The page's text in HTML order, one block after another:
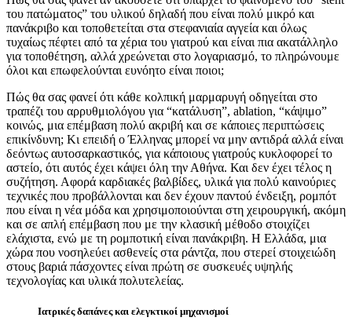
του πατώματος” του υλικού δηλαδή που είναι πολύ μικρό και
πανάκριβο και τοποθετείται στα στεφανιαία αγγεία και όλως
τυχαίως πέφτει από τα χέρια του γιατρού και είναι πια ακατάλληλο
για τοποθέτηση, αλλά χρεώνεται στο λογαριασμό, το πληρώνουμε
όλοι και επωφελούνται ευνόητο είναι ποιοι;
Πώς θα σας φανεί ότι κάθε κολπική μαρμαρυγή οδηγείται στο
τραπέζι του αρρυθμιολόγου για “κατάλυση”, ablation, “κάψιμο”
κοινώς, μια επέμβαση πολύ ακριβή και σε κάποιες περιπτώσεις
επικίνδυνη; Κι επειδή ο Έλληνας μπορεί να μην αντιδρά αλλά είναι
δεόντως αυτοσαρκαστικός, για κάποιους γιατρούς κυκλοφορεί το
αστείο, ότι αυτός έχει κάψει όλη την Αθήνα. Και δεν έχει τέλος η
συζήτηση. Αφορά καρδιακές βαλβίδες, υλικά για πολύ καινούριες
τεχνικές που προβάλλονται και δεν έχουν παντού ένδειξη, ρομπότ
που είναι η νέα μόδα και χρησιμοποιούνται στη χειρουργική, ακόμη
και σε απλή επέμβαση που με την κλασική μέθοδο στοιχίζει
ελάχιστα, ενώ με τη ρομποτική είναι πανάκριβη. Η Ελλάδα, μια
χώρα που νοσηλεύει ασθενείς στα ράντζα, που στερεί στοιχειώδη
στους βαριά πάσχοντες είναι πρώτη σε συσκευές υψηλής
τεχνολογίας και υλικά πολυτελείας.
Ιατρικές δαπάνες και ελεγκτικοί μηχανισμοί